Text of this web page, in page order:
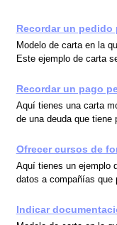
Recordar un pedido
Modelo de carta en la
Este ejemplo de carta
Recordar un pago
Aquí tienes una carta
de una deuda que tiene
Ofrecer cursos de
Aquí tienes un ejemplo
datos a compañías que
Indicar